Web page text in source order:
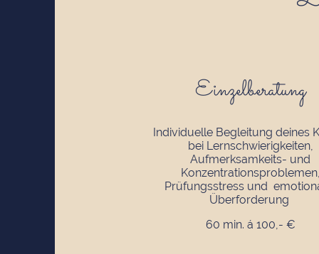
Einzelberatung
Individuelle Begleitung deines
bei Lernschwierigkeiten,
Aufmerksamkeits- und
Prüfungsstress und
Überforderung
60 min. á 100,- €